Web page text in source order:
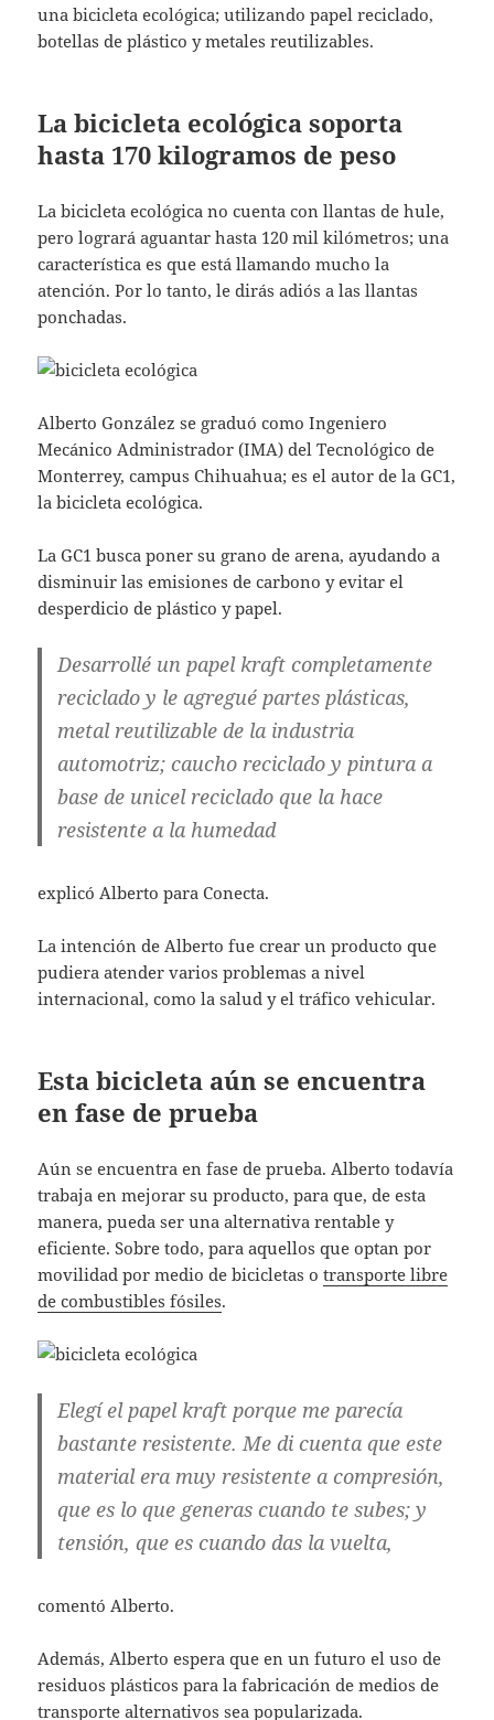
una bicicleta ecológica; utilizando papel reciclado,
botellas de plástico y metales reutilizables.
La bicicleta ecológica soporta
hasta 170 kilogramos de peso
La bicicleta ecológica no cuenta con llantas de hule,
pero logrará aguantar hasta 120 mil kilómetros; una
característica es que está llamando mucho la
atención. Por lo tanto, le dirás adiós a las llantas
ponchadas.
Alberto González se graduó como Ingeniero
Mecánico Administrador (IMA) del Tecnológico de
Monterrey, campus Chihuahua; es el autor de la GC1,
la bicicleta ecológica.
La GC1 busca poner su grano de arena, ayudando a
disminuir las emisiones de carbono y evitar el
desperdicio de plástico y papel.
Desarrollé un papel kraft completamente
reciclado y le agregué partes plásticas,
metal reutilizable de la industria
automotriz; caucho reciclado y pintura a
base de unicel reciclado que la hace
resistente a la humedad
explicó Alberto para Conecta.
La intención de Alberto fue crear un producto que
pudiera atender varios problemas a nivel
internacional, como la salud y el tráfico vehicular.
Esta bicicleta aún se encuentra
en fase de prueba
Aún se encuentra en fase de prueba. Alberto todavía
trabaja en mejorar su producto, para que, de esta
manera, pueda ser una alternativa rentable y
eficiente. Sobre todo, para aquellos que optan por
movilidad por medio de bicicletas otransporte libre
de combustibles fósiles.
Elegí el papel kraft porque me parecía
bastante resistente. Me di cuenta que este
material era muy resistente a compresión,
que es lo que generas cuando te subes; y
tensión, que es cuando das la vuelta,
comentó Alberto.
Además, Alberto espera que en un futuro el uso de
residuos plásticos para la fabricación de medios de
transporte alternativos sea popularizada.